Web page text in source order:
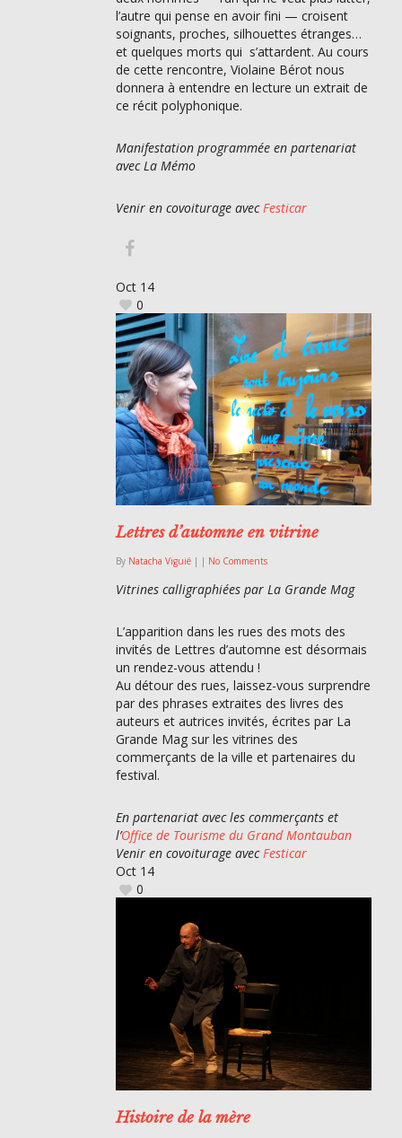
l’autre qui pense en avoir fini — croisent
soignants, proches, silhouettes étranges…
et quelques morts qui s’attardent. Au cours
de cette rencontre, Violaine Bérot nous
donnera à entendre en lecture un extrait de
ce récit polyphonique.
Manifestation programmée en partenariat
avec La Mémo
Venir en covoiturage avecFesticar
Oct 14
0
Lettres d’automne en vitrine
By Natacha Viguié | | No Comments
Vitrines calligraphiées par La Grande Mag
L’apparition dans les rues des mots des
invités de Lettres d’automne est désormais
un rendez-vous attendu !
Au détour des rues, laissez-vous surprendre
par des phrases extraites des livres des
auteurs et autrices invités, écrites par La
Grande Mag sur les vitrines des
commerçants de la ville et partenaires du
festival.
En partenariat avec les commerçants et
l’Office de Tourisme du Grand Montauban
Venir en covoiturage avecFesticar
Oct 14
0
Histoire de la mère